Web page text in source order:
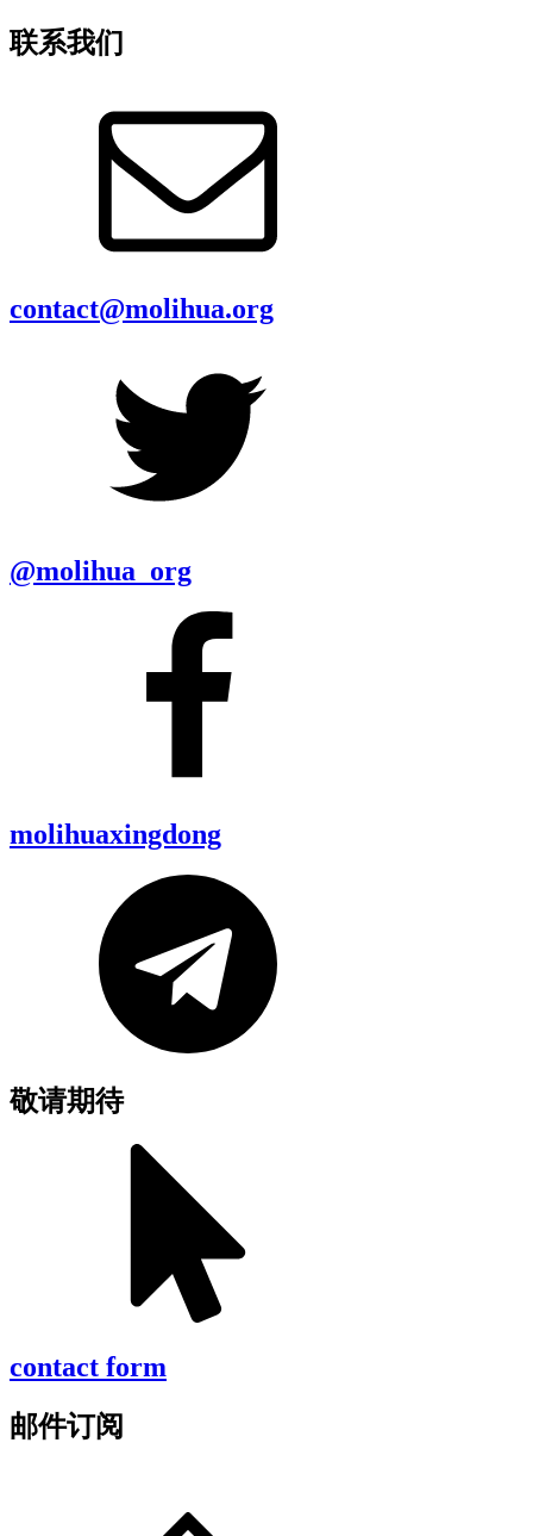
联系我们
contact@molihua.org
@molihua_org
molihuaxingdong
敬请期待
contact form
邮件订阅